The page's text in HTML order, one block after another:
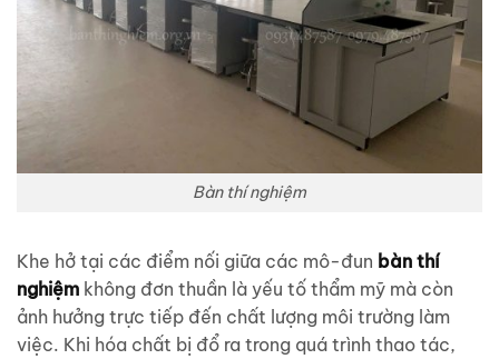
Bàn thí nghiệm
Khe hở tại các điểm nối giữa các mô-đun bàn thí
nghiệm không đơn thuần là yếu tố thẩm mỹ mà còn
ảnh hưởng trực tiếp đến chất lượng môi trường làm
việc. Khi hóa chất bị đổ ra trong quá trình thao tác,